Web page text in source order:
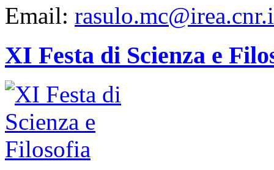
Email:
XI Festa di Scienza e